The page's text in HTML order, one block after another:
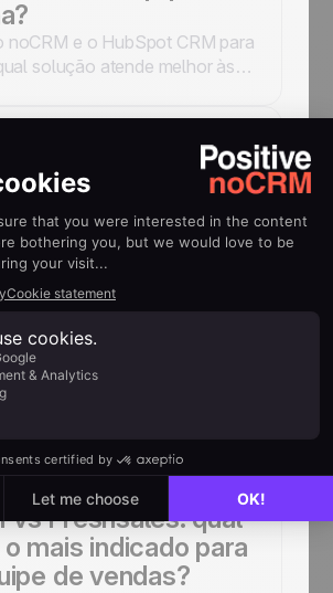
noCRM e o HubSpot CRM para
solução atende melhor às
recursos, vantagens e
de Vendas e Automação
10, 2026
vs Monday CRM:
de vendas
para sua empresa?
plataforma atende melhor
da sua empresa.
recursos, vantagens e
cada solução para tomar
informada.
de Vendas e Automação
10, 2026
vs Freshsales: qual
mais indicado para
de vendas?